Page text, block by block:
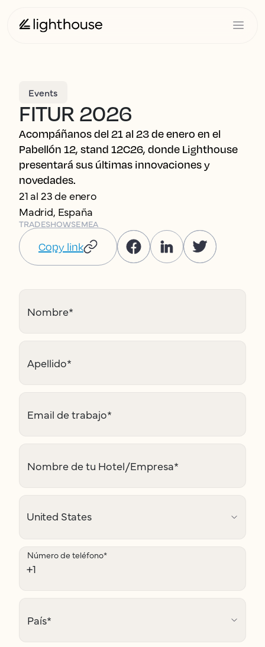
Events
FITUR 2026
Acompáñanos del 21 al 23 de enero en el
Pabellón 12, stand 12C26, donde Lighthouse
presentará sus últimas innovaciones y
novedades.
21 al 23 de enero
Madrid, España
TRADESHOWSEMEA
Copy link
Nombre*
Apellido*
Email de trabajo*
Nombre de tu Hotel/Empresa*
Número de teléfono*
País*